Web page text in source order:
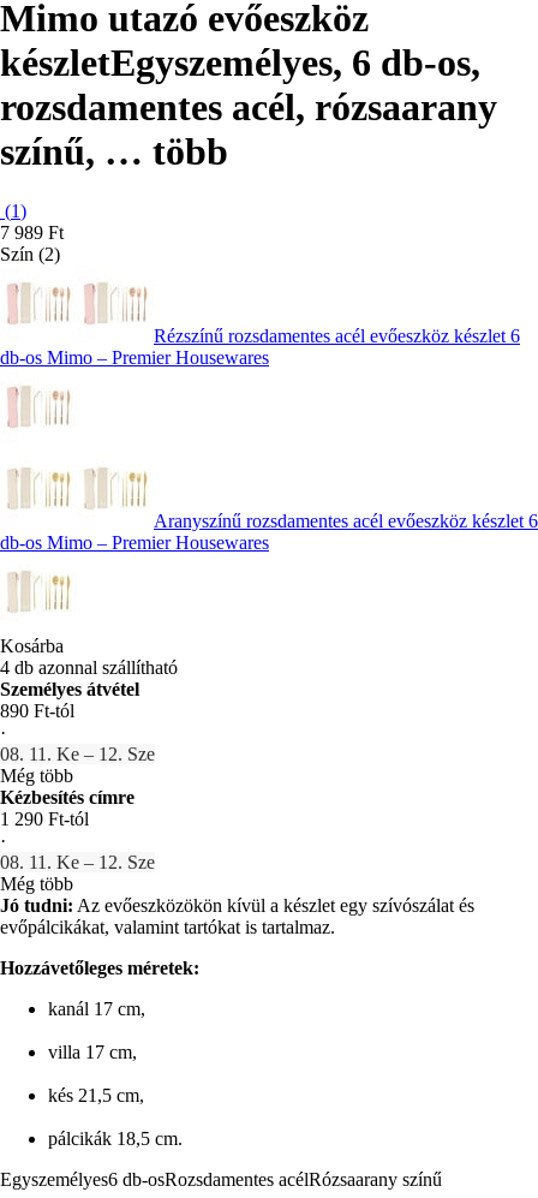
Mimo utazó evőeszköz
készletEgyszemélyes, 6 db-os,
rozsdamentes acél, rózsaarany
színű, … több
(1)
7 989 Ft
Szín (2)
Rézszínű rozsdamentes acél evőeszköz készlet 6
db-os Mimo – Premier Housewares
Aranyszínű rozsdamentes acél evőeszköz készlet 6
db-os Mimo – Premier Housewares
Kosárba
4 db azonnal szállítható
Személyes átvétel
890 Ft-tól
·
08. 11. Ke – 12. Sze
Még több
Kézbesítés címre
1 290 Ft-tól
·
08. 11. Ke – 12. Sze
Még több
Jó tudni: Az evőeszközökön kívül a készlet egy szívószálat és
evőpálcikákat, valamint tartókat is tartalmaz.
Hozzávetőleges méretek:
kanál 17 cm,
villa 17 cm,
kés 21,5 cm,
pálcikák 18,5 cm.
Egyszemélyes6 db-osRozsdamentes acélRózsaarany színű